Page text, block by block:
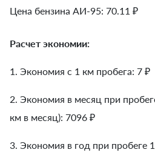
Цена бензина АИ-95: 70.11 ₽
Расчет экономии:
1. Экономия с 1 км пробега: 7 ₽
2. Экономия в месяц при
км в месяц): 7096 ₽
3. Экономия в год при пробеге